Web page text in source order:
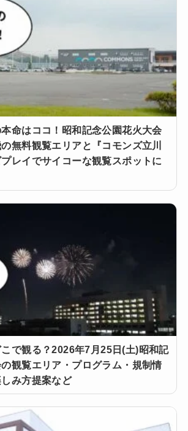
本命はココ！昭和記念公園花火大会
無料観覧エリアと『コモンズ立川
レイでサイコーな観覧スポットに
こで観る？2026年7月25日(土)昭和記
観覧エリア・プログラム・規制情
み方提案など